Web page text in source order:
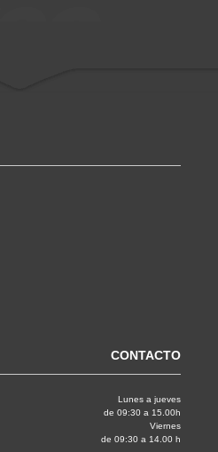
CONTACTO
Lunes a jueves
de 09:30 a 15.00h
Viernes
de 09:30 a 14.00 h